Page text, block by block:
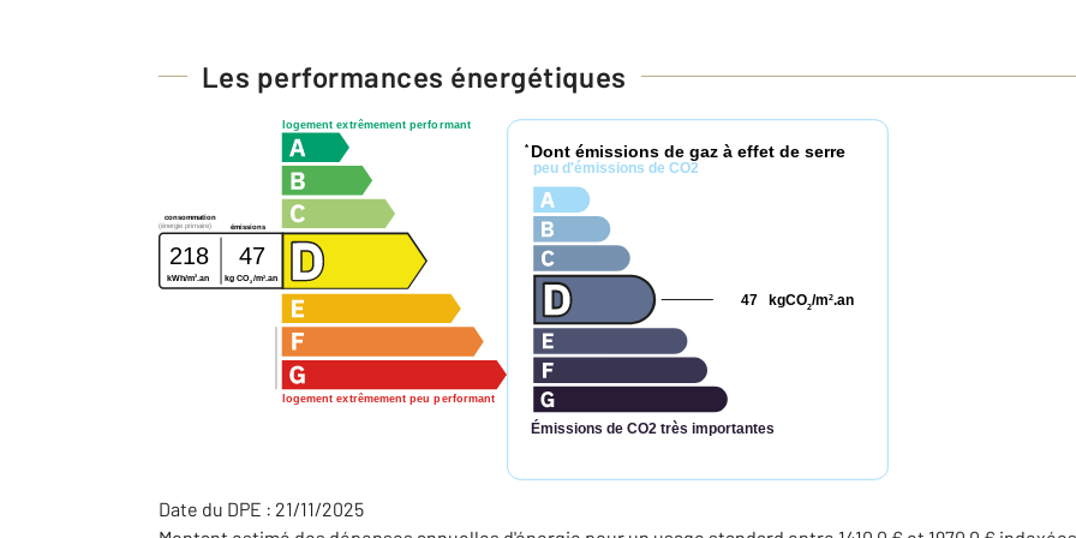
Les performances énergétiques
logement extrêmement performant
logement extrêmement peu performant
consommation
émissions
(énergie primaire)
218 47
kWh/m2 .an kg CO2 /m2 .an
* Dont émissions de gaz à effet de serre
peu d'émissions de CO2
Émissions de CO2 très importantes
kgCO2/m2.an
47
Date du DPE : 21/11/2025